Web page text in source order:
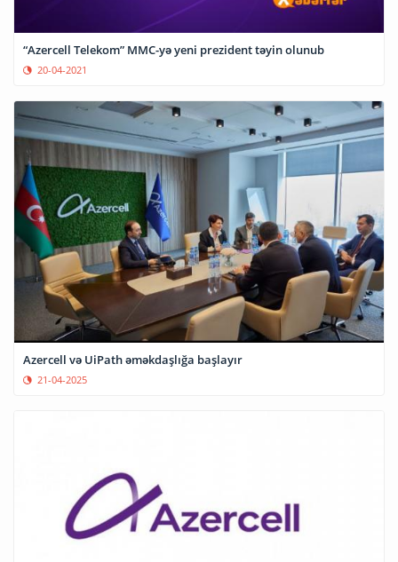
“Azercell Telekom” MMC-yə yeni prezident təyin olunub
20-04-2021
Azercell və UiPath əməkdaşlığa başlayır
21-04-2025